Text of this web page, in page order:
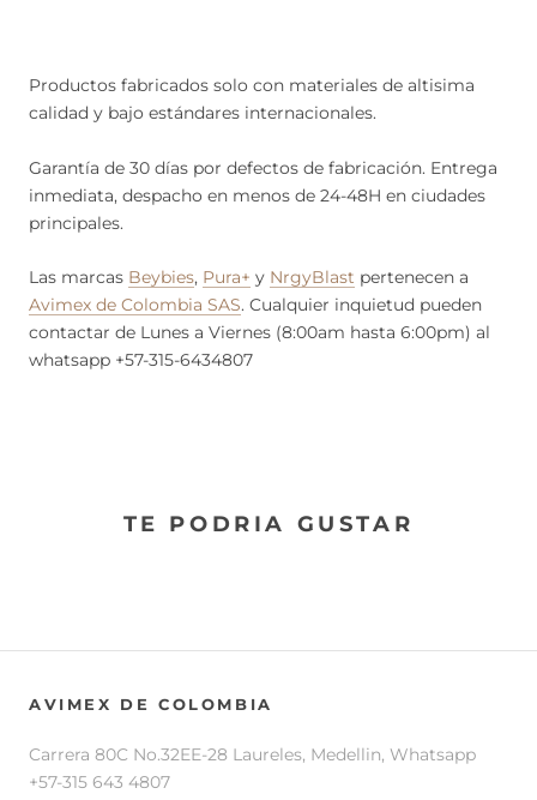
Productos fabricados solo con materiales de altisima
calidad y bajo estándares internacionales.
Garantía de 30 días por defectos de fabricación. Entrega
inmediata, despacho en menos de 24-48H en ciudades
principales.
Las marcas Beybies, Pura+ y NrgyBlast pertenecen a
Avimex de Colombia SAS. Cualquier inquietud pueden
contactar de Lunes a Viernes (8:00am hasta 6:00pm) al
whatsapp +57-315-6434807
TE PODRIA GUSTAR
AVIMEX DE COLOMBIA
Carrera 80C No.32EE-28 Laureles, Medellin, Whatsapp
+57-315 643 4807